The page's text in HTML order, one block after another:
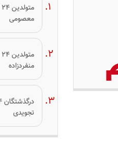
معصومی
منفردزاده
تجویدی